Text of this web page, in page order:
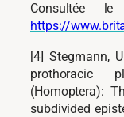
Consultée
https://
[4] Stegmann,
prothoracic
(Homoptera):
subdivided